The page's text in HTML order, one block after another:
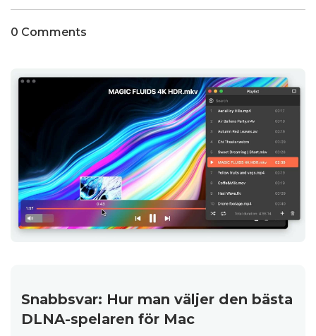
0 Comments
Snabbsvar: Hur man väljer den bästa
DLNA-spelaren för Mac